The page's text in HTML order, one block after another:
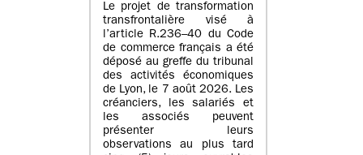
Le projet de transformation
transfrontalière visé à
l’article R.236–40 du Code
de commerce français a été
déposé au greffe du tribunal
des activités économiques
de Lyon, le 7 août 2026. Les
créanciers, les salariés et
les associés peuvent
présenter leurs
observations au plus tard